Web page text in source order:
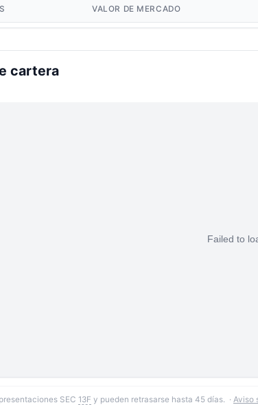
VALOR DE MERCADO
cartera
SEC 13F y pueden retrasarse hasta 45 días. · Aviso